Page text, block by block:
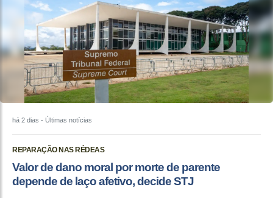
há 2 dias - Últimas notícias
REPARAÇÃO NAS RÉDEAS
Valor de dano moral por morte de parente
depende de laço afetivo, decide STJ